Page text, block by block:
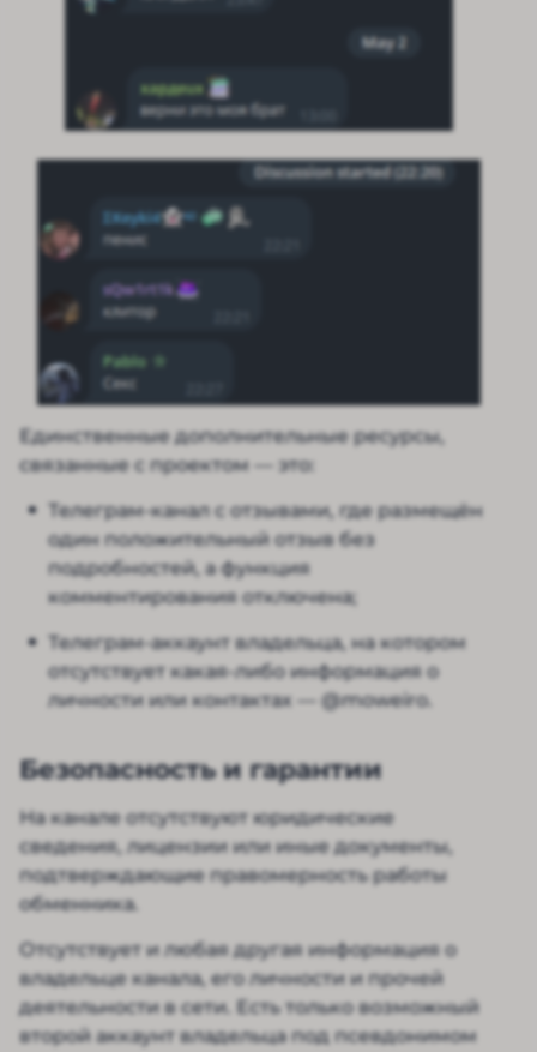
Единственные дополнительные ресурсы,
связанные с проектом — это:
Телеграм-канал с отзывами, где размещён
один положительный отзыв без
подробностей, а функция
комментирования отключена;
Телеграм-аккаунт владельца, на котором
отсутствует какая-либо информация о
личности или контактах — @moweiro.
Безопасность и гарантии
На канале отсутствуют юридические
сведения, лицензии или иные документы,
подтверждающие правомерность работы
обменника.
Отсутствует и любая другая информация о
владельце канала, его личности и прочей
деятельности в сети. Есть только возможный
второй аккаунт владельца под псевдонимом